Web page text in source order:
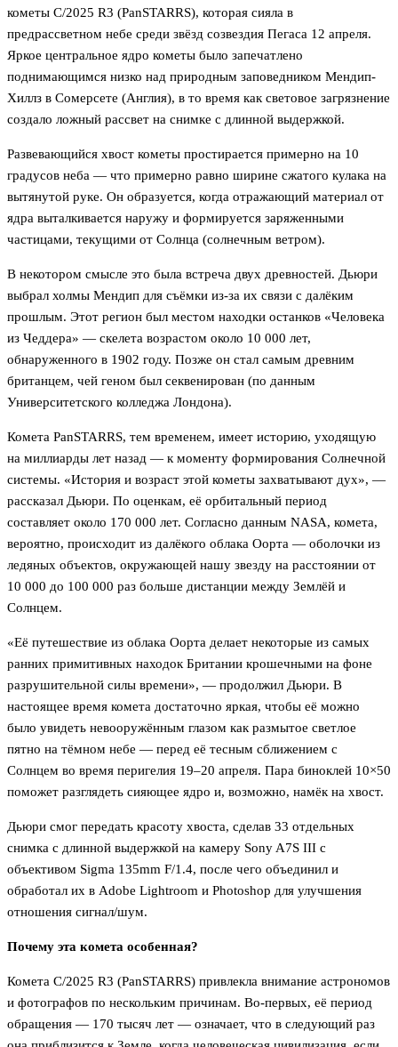
кометы C/2025 R3 (PanSTARRS), которая сияла в
предрассветном небе среди звёзд созвездия Пегаса 12 апреля.
Яркое центральное ядро кометы было запечатлено
поднимающимся низко над природным заповедником Мендип-
Хиллз в Сомерсете (Англия), в то время как световое загрязнение
создало ложный рассвет на снимке с длинной выдержкой.
Развевающийся хвост кометы простирается примерно на 10
градусов неба — что примерно равно ширине сжатого кулака на
вытянутой руке. Он образуется, когда отражающий материал от
ядра выталкивается наружу и формируется заряженными
частицами, текущими от Солнца (солнечным ветром).
В некотором смысле это была встреча двух древностей. Дьюри
выбрал холмы Мендип для съёмки из-за их связи с далёким
прошлым. Этот регион был местом находки останков «Человека
из Чеддера» — скелета возрастом около 10 000 лет,
обнаруженного в 1902 году. Позже он стал самым древним
британцем, чей геном был секвенирован (по данным
Университетского колледжа Лондона).
Комета PanSTARRS, тем временем, имеет историю, уходящую
на миллиарды лет назад — к моменту формирования Солнечной
системы. «История и возраст этой кометы захватывают дух», —
рассказал Дьюри. По оценкам, её орбитальный период
составляет около 170 000 лет. Согласно данным NASA, комета,
вероятно, происходит из далёкого облака Оорта — оболочки из
ледяных объектов, окружающей нашу звезду на расстоянии от
10 000 до 100 000 раз больше дистанции между Землёй и
Солнцем.
«Её путешествие из облака Оорта делает некоторые из самых
ранних примитивных находок Британии крошечными на фоне
разрушительной силы времени», — продолжил Дьюри. В
настоящее время комета достаточно яркая, чтобы её можно
было увидеть невооружённым глазом как размытое светлое
пятно на тёмном небе — перед её тесным сближением с
Солнцем во время перигелия 19–20 апреля. Пара биноклей 10×50
поможет разглядеть сияющее ядро и, возможно, намёк на хвост.
Дьюри смог передать красоту хвоста, сделав 33 отдельных
снимка с длинной выдержкой на камеру Sony A7S III с
объективом Sigma 135mm F/1.4, после чего объединил и
обработал их в Adobe Lightroom и Photoshop для улучшения
отношения сигнал/шум.
Почему эта комета особенная?
Комета C/2025 R3 (PanSTARRS) привлекла внимание астрономов
и фотографов по нескольким причинам. Во-первых, её период
обращения — 170 тысяч лет — означает, что в следующий раз